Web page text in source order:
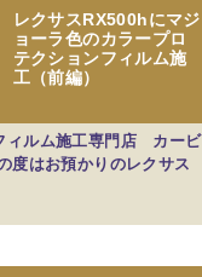
レクサスRX500hにマジ
ョーラ色のカラープロ
テクションフィルム施
工（前編）
ィルム施工専門店 カー
度はお預かりのレクサス